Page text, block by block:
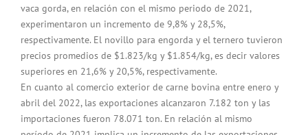
vaca gorda, en relación con el mismo periodo de 2021,
experimentaron un incremento de 9,8% y 28,5%,
respectivamente. El novillo para engorda y el ternero tuvieron
precios promedios de $1.823/kg y $1.854/kg, es decir valores
superiores en 21,6% y 20,5%, respectivamente.
En cuanto al comercio exterior de carne bovina entre enero y
abril del 2022, las exportaciones alcanzaron 7.182 ton y las
importaciones fueron 78.071 ton. En relación al mismo